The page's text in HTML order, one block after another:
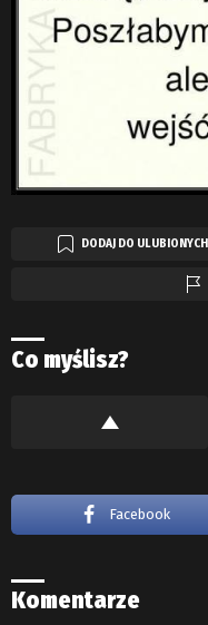
DODAJ DO ULUBIONYCH
Co myślisz?
Facebook
Komentarze